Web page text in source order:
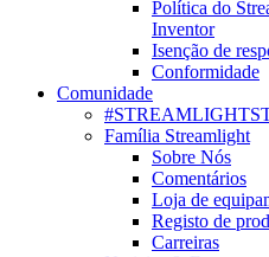
Política do
Inventor
Isenção de
Conformidade
Comunidade
Família Streamlight
Sobre Nós
Comentários
Loja de
Registo de
Carreiras